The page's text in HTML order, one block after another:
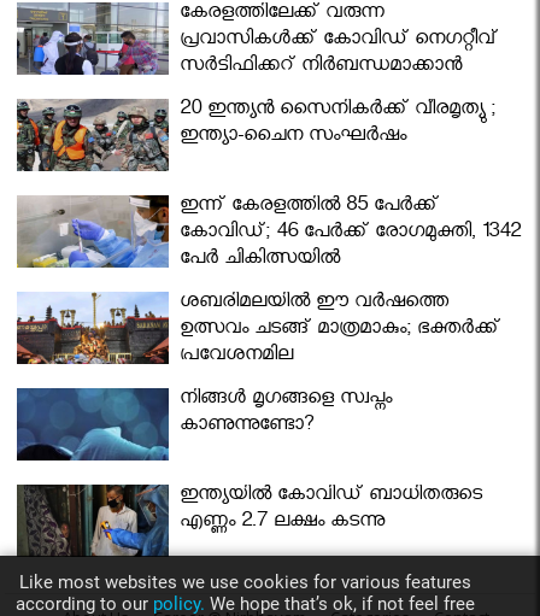
കേരളത്തിലേക്ക് വരുന്ന
പ്രവാസികള്‍ക്ക് കോവിഡ് നെഗറ്റീവ്
സര്‍ട്ടിഫിക്കറ്റ് നിർബന്ധമാക്കാൻ
മന്ത്രിസഭ
20 ഇന്ത്യൻ സൈനികർക്ക് വീരമൃത്യു ;
ഇന്ത്യാ-ചൈന സംഘർഷം
ഇന്ന് കേരളത്തിൽ 85 പേർക്ക്
കോവിഡ്; 46 പേർക്ക് രോഗമുക്തി, 1342
പേർ ചികിത്സയിൽ
ശബരിമലയില്‍ ഈ വർഷത്തെ
ഉത്സവം ചടങ്ങ് മാത്രമാകും; ഭക്തർക്ക്
പ്രവേശനമില്ല
നിങ്ങള്‍ മൃഗങ്ങളെ സ്വപ്നം
കാണുന്നുണ്ടോ?
ഇന്ത്യയിൽ കോവിഡ് ബാധിതരുടെ
എണ്ണം 2.7 ലക്ഷം കടന്നു
Like most websites we use cookies for various features
according to our policy. We hope that’s ok, if not feel free